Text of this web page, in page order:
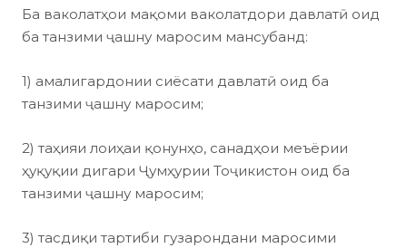
Ба ваколатҳои мақоми ваколатдори давлатӣ оид
ба танзими ҷашну маросим мансубанд:
1) амалигардонии сиёсати давлатӣ оид ба
танзими ҷашну маросим;
2) таҳияи лоиҳаи қонунҳо, санадҳои меъёрии
ҳуқуқии дигари Ҷумҳурии Тоҷикистон оид ба
танзими ҷашну маросим;
3) тасдиқи тартиби гузарондани маросими